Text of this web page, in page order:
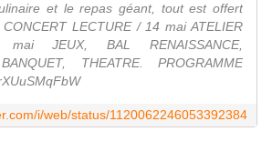
et le repas géant, tout est offert
LECTURE / 14 mai ATELIER
mai JEUX, BAL RENAISSANCE,
THEATRE. PROGRAMME
i/web/status/1120062246053392384